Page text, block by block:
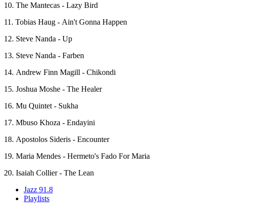
10. The Mantecas - Lazy Bird
11. Tobias Haug - Ain't Gonna Happen
12. Steve Nanda - Up
13. Steve Nanda - Farben
14. Andrew Finn Magill - Chikondi
15. Joshua Moshe - The Healer
16. Mu Quintet - Sukha
17. Mbuso Khoza - Endayini
18. Apostolos Sideris - Encounter
19. Maria Mendes - Hermeto's Fado For Maria
20. Isaiah Collier - The Lean
Jazz 91.8
Playlists